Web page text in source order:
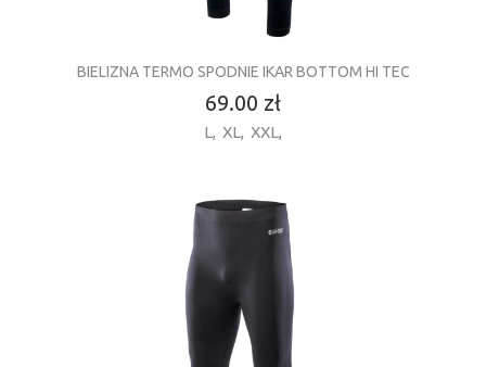
BIELIZNA TERMO SPODNIE IKAR BOTTOM HI TEC
69.00 zł
L, XL, XXL,